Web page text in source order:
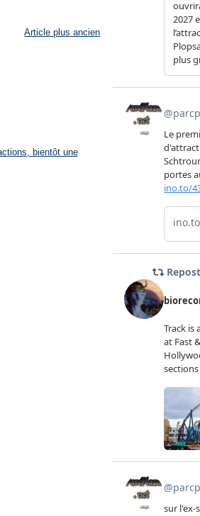
Article plus ancien
bientôt une